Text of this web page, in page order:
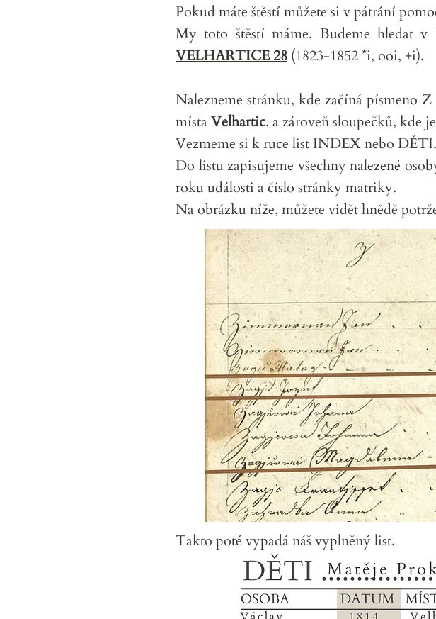
Pokud máte štěstí můžete si v pátrání
My toto štěstí máme. Budeme hledat
VELHARTICE 28 (1823-1852 *i, ooi, +i).
Nalezneme stránku, kde začíná písmeno
místa Velhartic. a zároveň sloupečků, kde
Vezmeme si k ruce list INDEX nebo
Do listu zapisujeme všechny nalezené
roku události a číslo stránky matriky.
Na obrázku níže, můžete vidět hnědě
Takto poté vypadá náš vyplněný list.